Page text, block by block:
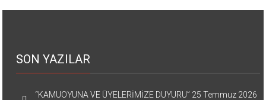
SON YAZILAR
“KAMUOYUNA VE ÜYELERİMİZE DUYURU” 25 Temmuz 2026